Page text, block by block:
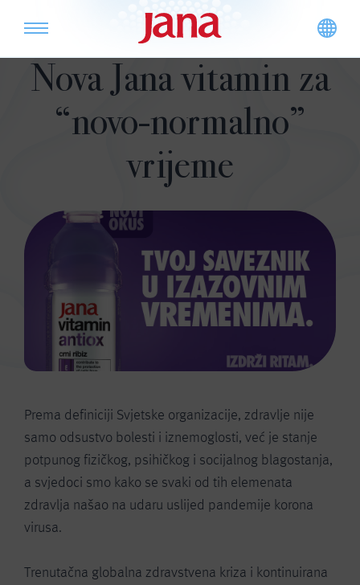
Nova Jana vitamin za
“novo-normalno”
vrijeme
Prema definiciji Svjetske organizacije, zdravlje nije
samo odsustvo bolesti i iznemoglosti, već je stanje
potpunog fizičkog, psihičkog i socijalnog blagostanja,
a svjedoci smo kako se svaki od tih elemenata
zdravlja našao na udaru uslijed pandemije korona
virusa.
Trenutačna globalna zdravstvena kriza i kontinuirana